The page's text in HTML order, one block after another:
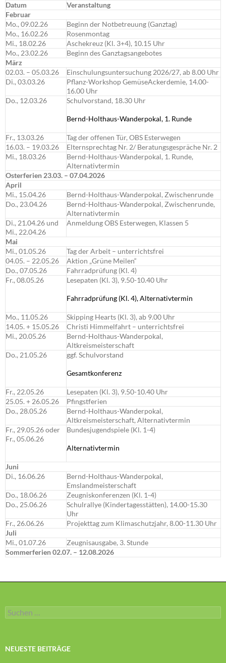
Datum
Veranstaltung
Februar
Mo., 09.02.26
Beginn der Notbetreuung (Ganztag)
Mo., 16.02.26
Rosenmontag
Mi., 18.02.26
Aschekreuz (Kl. 3+4), 10.15 Uhr
Mo., 23.02.26
Beginn des Ganztagsangebotes
März
02.03. – 05.03.26
Einschulungsuntersuchung 2026/27, ab 8.00 Uhr
Di., 03.03.26
Pflanz-Workshop GemüseAckerdemie, 14.00-
16.00 Uhr
Do., 12.03.26
Schulvorstand, 18.30 Uhr
Bernd-Holthaus-Wanderpokal, 1. Runde
Fr., 13.03.26
Tag der offenen Tür, OBS Esterwegen
16.03. – 19.03.26
Elternsprechtag Nr. 2/ Beratungsgespräche Nr. 2
Mi., 18.03.26
Bernd-Holthaus-Wanderpokal, 1. Runde,
Alternativtermin
Osterferien 23.03. – 07.04.2026
April
Mi., 15.04.26
Bernd-Holthaus-Wanderpokal, Zwischenrunde
Do., 23.04.26
Bernd-Holthaus-Wanderpokal, Zwischenrunde,
Alternativtermin
Di., 21.04.26 und
Mi., 22.04.26
Anmeldung OBS Esterwegen, Klassen 5
Mai
Mi., 01.05.26
Tag der Arbeit – unterrichtsfrei
04.05. – 22.05.26
Aktion „Grüne Meilen“
Do., 07.05.26
Fahrradprüfung (Kl. 4)
Fr., 08.05.26
Lesepaten (Kl. 3), 9.50-10.40 Uhr
Fahrradprüfung (Kl. 4), Alternativtermin
Mo., 11.05.26
Skipping Hearts (Kl. 3), ab 9.00 Uhr
14.05. + 15.05.26
Christi Himmelfahrt – unterrichtsfrei
Mi., 20.05.26
Bernd-Holthaus-Wanderpokal,
Altkreismeisterschaft
Do., 21.05.26
ggf. Schulvorstand
Gesamtkonferenz
Fr., 22.05.26
Lesepaten (Kl. 3), 9.50-10.40 Uhr
25.05. + 26.05.26
Pfingstferien
Do., 28.05.26
Bernd-Holthaus-Wanderpokal,
Altkreismeisterschaft, Alternativtermin
Fr., 29.05.26 oder
Fr., 05.06.26
Bundesjugendspiele (Kl. 1-4)
Alternativtermin
Juni
Di., 16.06.26
Bernd-Holthaus-Wanderpokal,
Emslandmeisterschaft
Do., 18.06.26
Zeugniskonferenzen (Kl. 1-4)
Do., 25.06.26
Schulrallye (Kindertagesstätten), 14.00-15.30
Uhr
Fr., 26.06.26
Projekttag zum Klimaschutzjahr, 8.00-11.30 Uhr
Juli
Mi., 01.07.26
Zeugnisausgabe, 3. Stunde
Sommerferien 02.07. – 12.08.2026
Suchen
nach:
NEUESTE BEITRÄGE